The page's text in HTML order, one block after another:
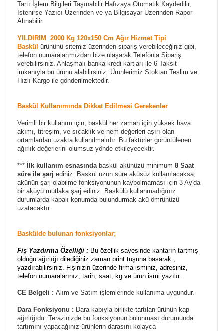
Tartı İşlem Bilgileri Taşınabilir Hafızaya Otomatik Kaydedilir,
İstenirse Yazıcı Üzerinden ve ya Bilgisayar Üzerinden Rapor
Alınabilir.
YILDIRIM 2000 Kg 120x150 Cm Ağır Hizmet Tipi
Baskül ürününü sitemiz üzerinden sipariş verebileceğiniz gibi,
telefon numaralarımızdan bize ulaşarak Telefonla Sipariş
verebilirsiniz. Anlaşmalı banka kredi kartları ile 6 Taksit
imkanıyla bu ürünü alabilirsiniz. Ürünlerimiz Stoktan Teslim ve
Hızlı Kargo ile gönderilmektedir.
Baskül Kullanımında Dikkat Edilmesi Gerekenler
Verimli bir kullanım için, baskül her zaman için yüksek hava
akımı, titreşim, ve sıcaklık ve nem değerleri aşırı olan
ortamlardan uzakta kullanılmalıdır. Bu faktörler görüntülenen
ağırlık değerlerini olumsuz yönde etkileyecektir.
*** İlk kullanım esnasındabaskül akünüzü minimum 8 Saat
süre ile şarj ediniz. Baskül uzun süre aküsüz kullanılacaksa,
akünün şarj olabilme fonksiyonunun kaybolmaması için 3 Ay'da
bir aküyü mutlaka şarj ediniz. Baskülü kullanmadığınız
durumlarda kapalı konumda bulundurmak akü ömrünüzü
uzatacaktır.
Baskülde bulunan fonksiyonlar;
Fiş Yazdırma Özelliği : Bu özellik sayesinde kantarın tartmış
olduğu ağırlığı dilediğiniz zaman print tuşuna basarak ,
yazdırabilirsiniz. Fişinizin üzerinde firma isminiz, adresiniz,
telefon numaralarınız, tarih, saat, kg ve ürün ismi yazılır.
CE Belgeli : Alım ve Satım işlemlerinde kullanıma uygundur.
Dara Fonksiyonu : Dara kabıyla birlikte tartılan ürünün kap
ağırlığıdır. Terazinizde bu fonksiyonun bulunması durumunda
tartımını yapacağınız ürünlerin darasını kolayca